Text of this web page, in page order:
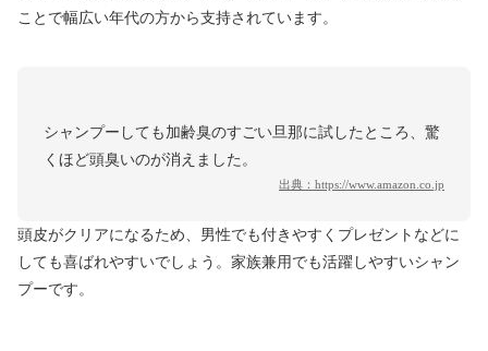
ことで幅広い年代の方から支持されています。
シャンプーしても加齢臭のすごい旦那に試したところ、驚
くほど頭臭いのが消えました。
出典： https://www.amazon.co.jp
頭皮がクリアになるため、男性でも付きやすくプレゼントなどに
しても喜ばれやすいでしょう。家族兼用でも活躍しやすいシャン
プーです。